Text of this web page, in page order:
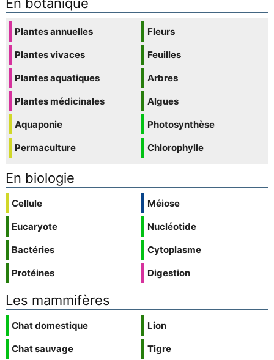
En botanique
Plantes annuelles
Plantes vivaces
Plantes aquatiques
Plantes médicinales
Aquaponie
Permaculture
Fleurs
Feuilles
Arbres
Algues
Photosynthèse
Chlorophylle
En biologie
Cellule
Eucaryote
Bactéries
Protéines
Méiose
Nucléotide
Cytoplasme
Digestion
Les mammifères
Chat domestique
Chat sauvage
Lion
Tigre